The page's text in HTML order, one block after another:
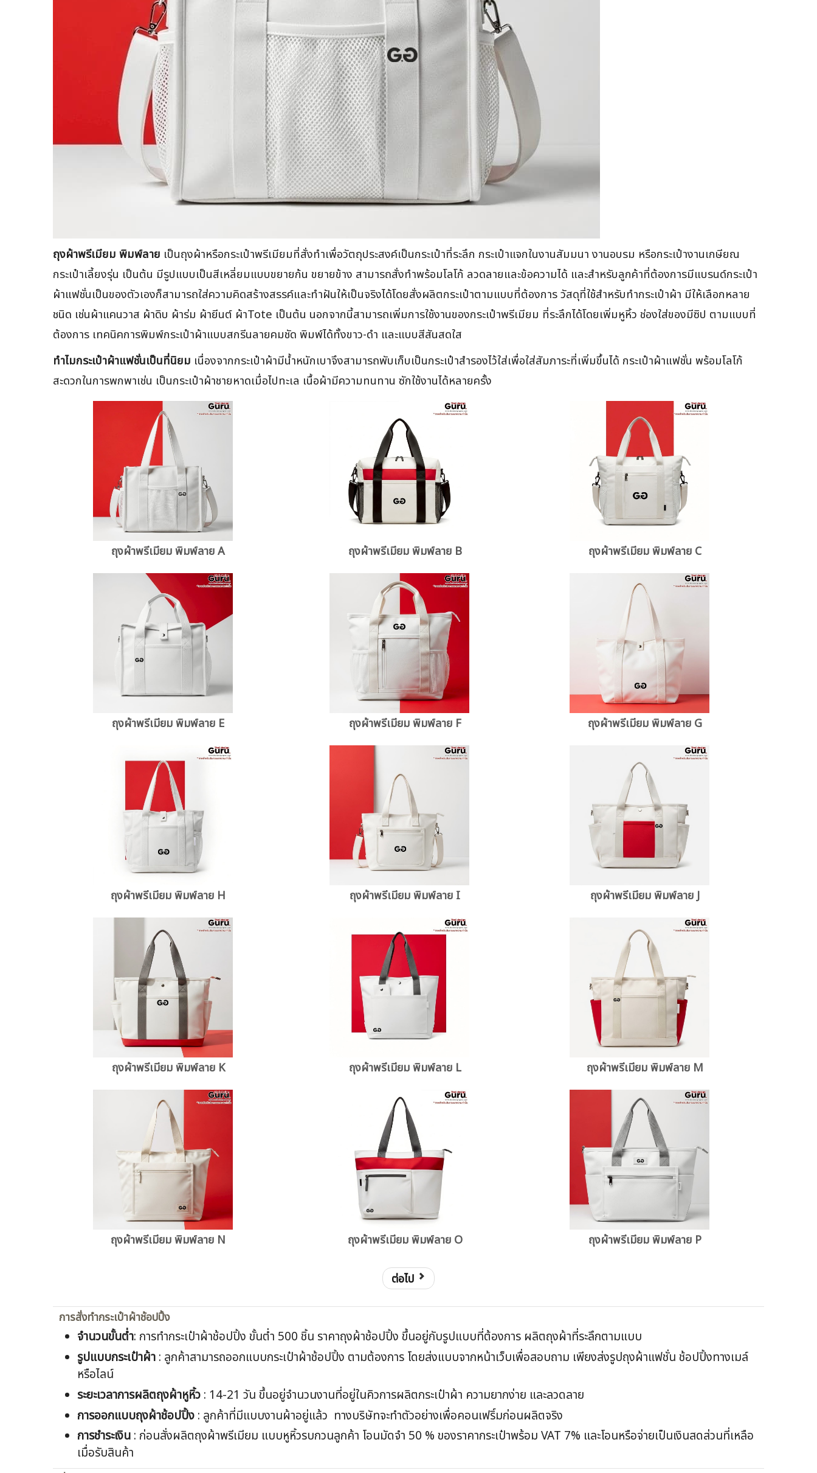
ถุงผ้าพรีเมียม พิมพ์ลาย เป็นถุงผ้าหรือกระเป๋าพรีเมียมที่สั่งทำเพื่อวัตถุประสงค์เป็นกระเป๋าที่ระลึก กระเป๋าแจกในงานสัมมนา งานอบรม หรือกระเป๋างานเกษียณ
กระเป๋าเลี้ยงรุ่น เป็นต้น มีรูปแบบเป็นสีเหลี่ยมแบบขยายก้น ขยายข้าง สามารถสั่งทำพร้อมโลโก้ ลวดลายและข้อความได้ และสำหรับลูกค้าที่ต้องการมีแบรนด์กระเป๋า
ผ้าแฟชั่นเป็นของตัวเองก็สามารถใส่ความคิดสร้างสรรค์และทำฝันให้เป็นจริงได้โดยสั่งผลิตกระเป๋าตามแบบที่ต้องการ วัสดุที่ใช้สำหรับทำกระเป๋าผ้า มีให้เลือกหลาย
ชนิด เช่นผ้าแคนวาส ผ้าดิบ ผ้าร่ม ผ้ายีนต์ ผ้าTote เป็นต้น นอกจากนี้สามารถเพิ่มการใช้งานของกระเป๋าพรีเมียม ที่ระลึกได้โดยเพิ่มหูหิ้ว ช่องใส่ของมีซิป ตามแบบที่
ต้องการ เทคนิคการพิมพ์กระเป๋าผ้าแบบสกรีนลายคมชัด พิมพ์ได้ทั้งขาว-ดำ และแบบสีสันสดใส
ทำไมกระเป๋าผ้าแฟชั่นเป็นที่นิยม เนื่องจากกระเป๋าผ้ามีน้ำหนักเบาจึงสามารถพับเก็บเป็นกระเป๋าสำรองไว้ใส่เพื่อใส่สัมภาระที่เพิ่มขึ้นได้ กระเป๋าผ้าแฟชั่น พร้อมโลโก้
สะดวกในการพกพาเช่น เป็นกระเป๋าผ้าชายหาดเมื่อไปทะเล เนื้อผ้ามีความทนทาน ซักใช้งานได้หลายครั้ง
ถุงผ้าพรีเมียม พิมพ์ลาย A ถุงผ้าพรีเมียม พิมพ์ลาย B ถุงผ้าพรีเมียม พิมพ์ลาย C
ถุงผ้าพรีเมียม พิมพ์ลาย E ถุงผ้าพรีเมียม พิมพ์ลาย F ถุงผ้าพรีเมียม พิมพ์ลาย G
ถุงผ้าพรีเมียม พิมพ์ลาย H ถุงผ้าพรีเมียม พิมพ์ลาย I ถุงผ้าพรีเมียม พิมพ์ลาย J
ถุงผ้าพรีเมียม พิมพ์ลาย K ถุงผ้าพรีเมียม พิมพ์ลาย L ถุงผ้าพรีเมียม พิมพ์ลาย M
ถุงผ้าพรีเมียม พิมพ์ลาย N ถุงผ้าพรีเมียม พิมพ์ลาย O ถุงผ้าพรีเมียม พิมพ์ลาย P
ต่อไป
การสั่งทำกระเป๋าผ้าช้อปปิ้ง
จำนวนขั้นต่ำ: การทำกระเป๋าผ้าช้อปปิ้ง ขั้นต่ำ 500 ชิ้น ราคาถุงผ้าช้อปปิ้ง ขึ้นอยู่กับรูปแบบที่ต้องการ ผลิตถุงผ้าที่ระลึกตามแบบ
รูปแบบกระเป๋าผ้า : ลูกค้าสามารถออกแบบกระเป๋าผ้าช้อปปิ้ง ตามต้องการ โดยส่งแบบจากหน้าเว็บเพื่อสอบถาม เพียงส่งรูปถุงผ้าแฟชั่น ช้อปปิ้งทางเมล์
หรือไลน์
ระยะเวลาการผลิตถุงผ้าหูหิ้ว : 14-21 วัน ขึ้นอยู่จำนวนงานที่อยู่ในคิวการผลิตกระเป๋าผ้า ความยากง่าย และลวดลาย
การออกแบบถุงผ้าช้อปปิ้ง : ลูกค้าที่มีแบบงานผ้าอยู่แล้ว ทางบริษัทจะทำตัวอย่างเพื่อคอนเฟริ์มก่อนผลิตจริง
การชำระเงิน : ก่อนสั่งผลิตถุงผ้าพรีเมียม แบบหูหิ้วรบกวนลูกค้า โอนมัดจำ 50 % ของราคากระเป๋าพร้อม VAT 7% และโอนหรือจ่ายเป็นเงินสดส่วนที่เหลือ
เมื่อรับสินค้า